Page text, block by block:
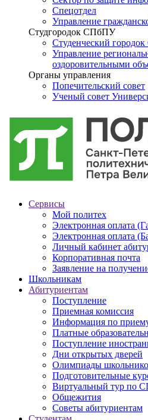
Спецотдел
Управление
Студгородок СПбПУ
Студенческий
Управление
оздоровительными
Органы управления
Попечительский совет
Ученый совет
Сервисы
Мой политех
Электронная оплата
Электронная оплата
Личный кабинет
Корпоративная почта
Заявление на
Школьникам
Абитуриентам
Поступление
Приемная комиссия
Информация по
Платные
Поступление
Дни открытых дверей
Олимпиады
Подготовительные
Виртуальный тур по
Общежития
Советы абитуриентам